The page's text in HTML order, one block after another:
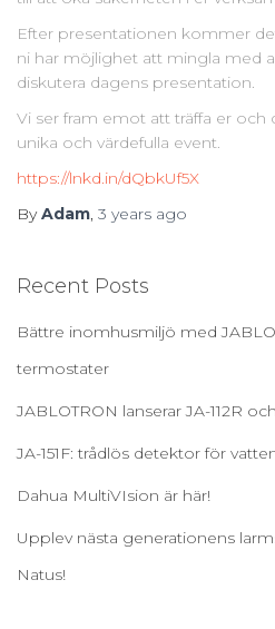
Efter presentationen kommer
ni har möjlighet att mingla med
diskutera dagens presentation.
Vi ser fram emot att träffa er och
unika och värdefulla event.
https://lnkd.in/dQbkUf5X
ByAdam, 3 years ago
Recent Posts
Bättre inomhusmiljö med
termostater
JABLOTRON lanserar JA-112R och
JA-151F: trådlös detektor för
Dahua MultiVIsion är här!
Upplev nästa generationens
Natus!